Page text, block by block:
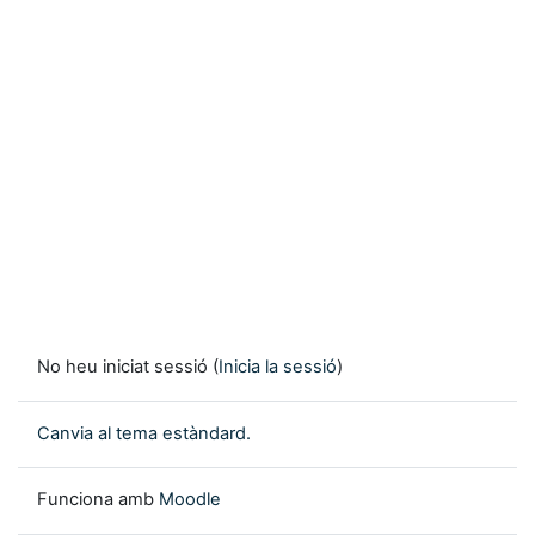
No heu iniciat sessió (Inicia la sessió)
Canvia al tema estàndard.
Funciona amb Moodle